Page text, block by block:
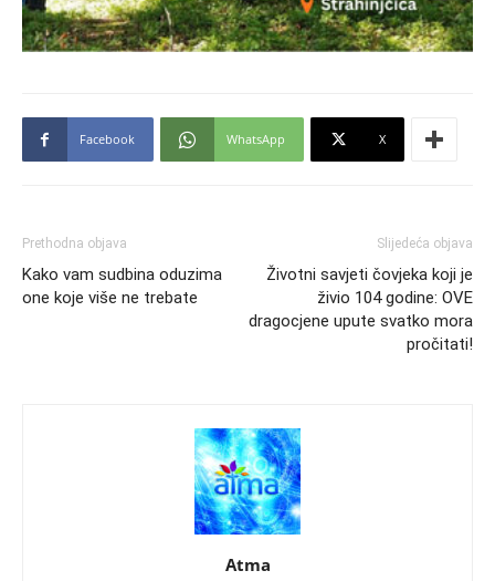
Facebook WhatsApp X
Prethodna objava
Kako vam sudbina oduzima
one koje više ne trebate
Slijedeća objava
Životni savjeti čovjeka koji je
živio 104 godine: OVE
dragocjene upute svatko mora
pročitati!
Atma